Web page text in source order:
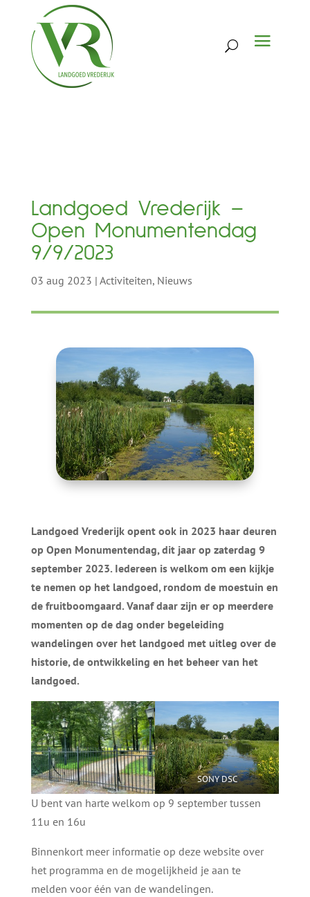
Landgoed Vrederijk –
Open Monumentendag
9/9/2023
03 aug 2023 | Activiteiten, Nieuws
Landgoed Vrederijk opent ook in 2023 haar deuren
op Open Monumentendag, dit jaar op zaterdag 9
september 2023. Iedereen is welkom om een kijkje
te nemen op het landgoed, rondom de moestuin en
de fruitboomgaard. Vanaf daar zijn er op meerdere
momenten op de dag onder begeleiding
wandelingen over het landgoed met uitleg over de
historie, de ontwikkeling en het beheer van het
landgoed.
SONY DSC
U bent van harte welkom op 9 september tussen
11u en 16u
Binnenkort meer informatie op deze website over
het programma en de mogelijkheid je aan te
melden voor één van de wandelingen.